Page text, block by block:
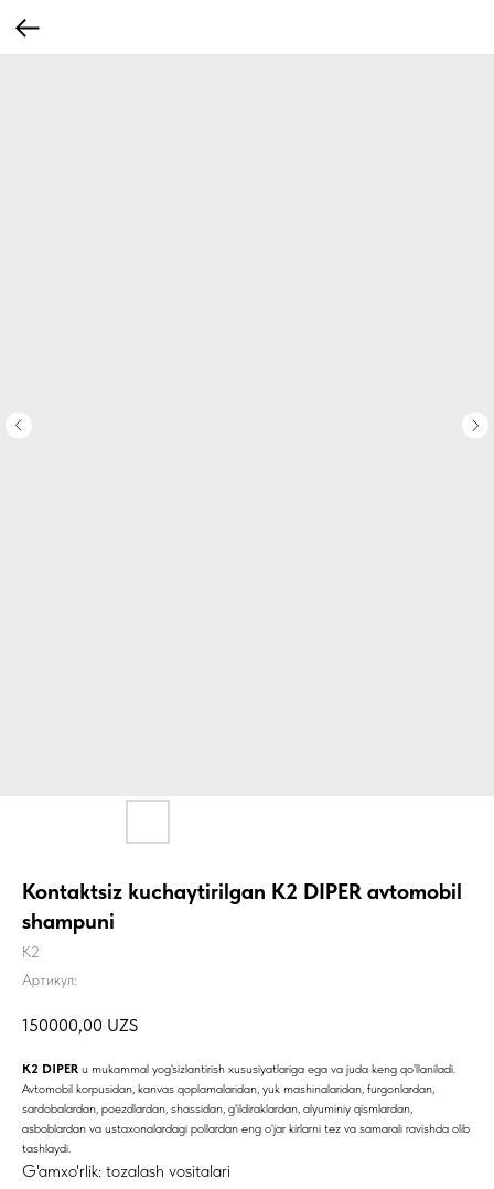
Kontaktsiz kuchaytirilgan K2 DIPER avtomobil
shampuni
K2
Артикул:
150000,00 UZS
K2 DIPER u mukammal yog'sizlantirish xususiyatlariga ega va juda keng qo'llaniladi.
Avtomobil korpusidan, kanvas qoplamalaridan, yuk mashinalaridan, furgonlardan,
sardobalardan, poezdlardan, shassidan, g'ildiraklardan, alyuminiy qismlardan,
asboblardan va ustaxonalardagi pollardan eng o'jar kirlarni tez va samarali ravishda olib
tashlaydi.
G'amxo'rlik: tozalash vositalari